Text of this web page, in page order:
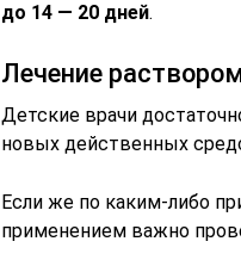
до 14 — 20 дней.
Лечение
Детские врачи
новых действенных
Если же по каким-либо
применением важно